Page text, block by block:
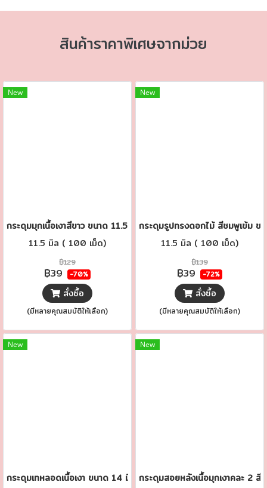
สินค้าราคาพิเศษจากม่วย
New
กระดุมมุกเนื้อเงาสีขาว ขนาด 11.5 มิล.
11.5 มิล ( 100 เม็ด)
฿129
฿39 -70%
สั่งซื้อ
(มีหลายคุณสมบัติให้เลือก)
New
กระดุมรูปทรงดอกไม้ สีชมพูเข้ม ข
11.5 มิล ( 100 เม็ด)
฿139
฿39 -72%
สั่งซื้อ
(มีหลายคุณสมบัติให้เลือก)
New
กระดุมเทหลอดเนื้อเงา ขนาด 14 มิล.
New
กระดุมสอยหลังเนื้อมุกเงาคละ 2